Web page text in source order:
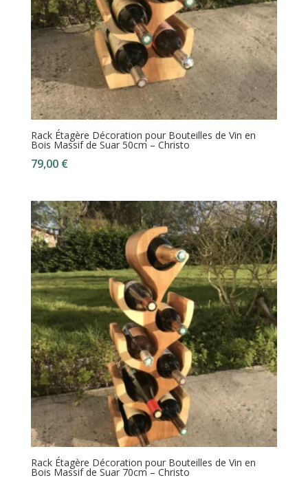
Rack Étagère Décoration pour Bouteilles de Vin en
Bois Massif de Suar 50cm – Christo
79,00 €
Rack Étagère Décoration pour Bouteilles de Vin en
Bois Massif de Suar 70cm – Christo